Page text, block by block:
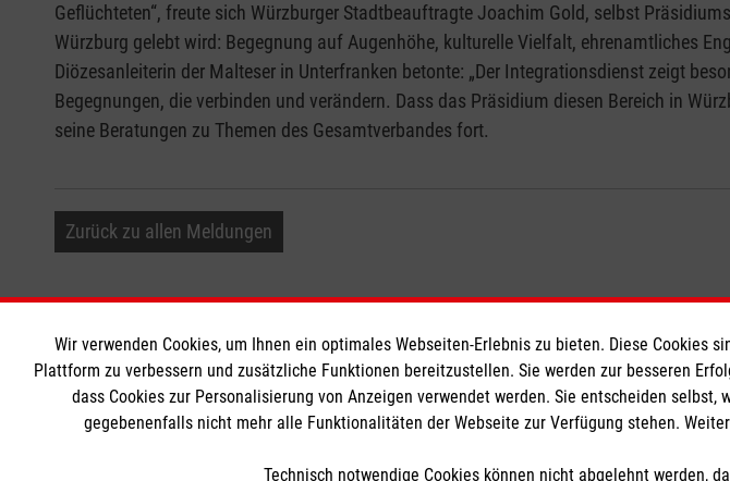
Geflüchteten“, freute sich Würzburger Stadtbeauftragte Joachim Gold, selbst
Würzburg gelebt wird: Begegnung auf Augenhöhe, kulturelle Vielfalt, ehrenamtliches
Diözesanleiterin der Malteser in Unterfranken betonte: „Der Integrationsdienst zeigt
Begegnungen, die verbinden und verändern. Dass das Präsidium diesen Bereich in
seine Beratungen zu Themen des Gesamtverbandes fort.
Zurück zu allen Meldungen
Informationen
Impressum
Die Malteser
Malteser in Deutschland
Wir verwenden Cookies, um Ihnen ein optimales Webseiten-Erlebnis zu bieten. Diese
Plattform zu verbessern und zusätzliche Funktionen bereitzustellen. Sie werden zur besseren
dass Cookies zur Personalisierung von Anzeigen verwendet werden. Sie entscheiden
gegebenenfalls nicht mehr alle Funktionalitäten der Webseite zur Verfügung stehen.
Technisch notwendige Cookies können nicht abgelehnt werden,